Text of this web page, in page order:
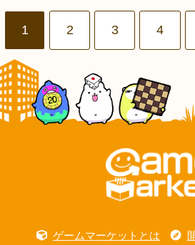
1 2 3 4
ゲームマーケットとは